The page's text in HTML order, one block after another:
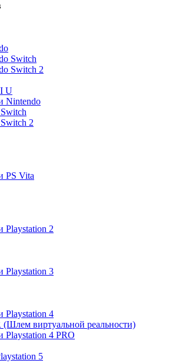
Switch
Switch 2
U
Nintendo
2
PS Vita
Playstation 2
Playstation 3
Playstation 4
(Шлем виртуальной реальности)
Playstation 4 PRO
5